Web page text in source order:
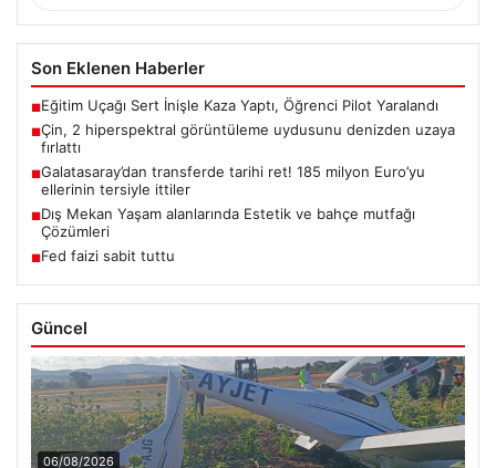
Son Eklenen Haberler
■Eğitim Uçağı Sert İnişle Kaza Yaptı, Öğrenci Pilot Yaralandı
■Çin, 2 hiperspektral görüntüleme uydusunu denizden uzaya
fırlattı
■Galatasaray’dan transferde tarihi ret! 185 milyon Euro’yu
ellerinin tersiyle ittiler
■Dış Mekan Yaşam alanlarında Estetik ve bahçe mutfağı
Çözümleri
■Fed faizi sabit tuttu
Güncel
06/08/2026